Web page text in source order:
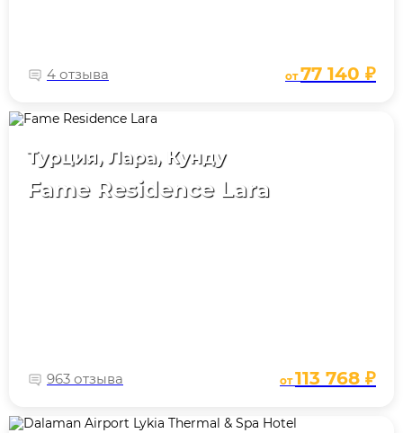
4 отзыва от77 140 ₽
Турция, Лара, Кунду
Fame Residence Lara
963 отзыва от113 768 ₽